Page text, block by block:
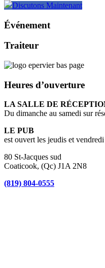
Discutons Maintenant
Événement
Traiteur
Heures d’ouverture
LA SALLE DE
Du dimanche au samedi sur
LE PUB
est ouvert les jeudis et
80 St-Jacques sud
Coaticook, (Qc) J1A 2N8
(819) 804-0555